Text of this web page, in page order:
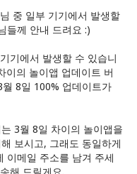
중 일부 기기에서 발생할
들께 안내 드려요 :)
기에서 발생할 수 있습니
이의 놀이앱 업데이트 버
8일 100% 업데이트가
3월 8일 차이의 놀이앱을
보시고, 그래도 동일하게
이메일 주소를 남겨 주세